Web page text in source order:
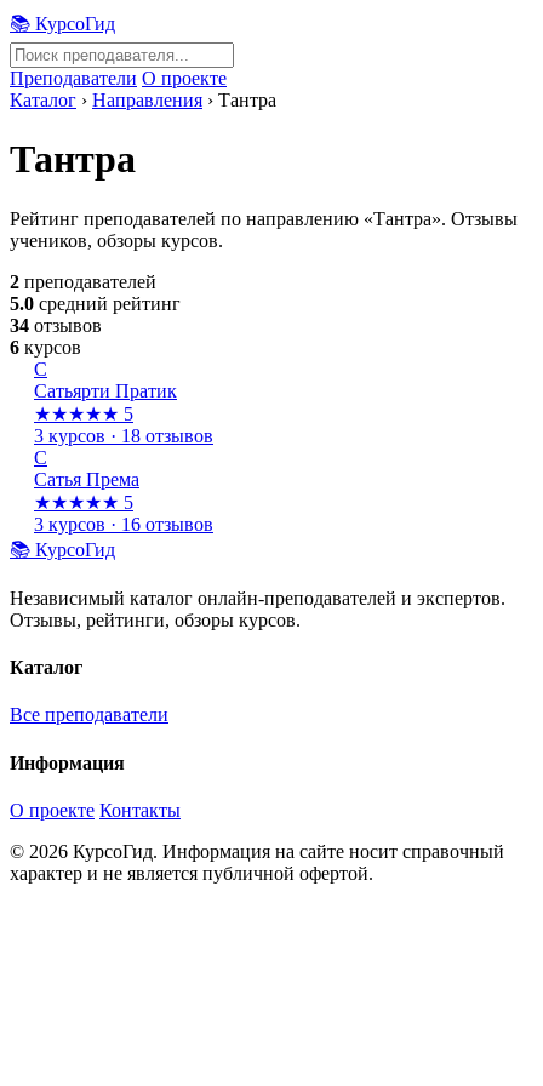
📚 КурсоГид
Преподаватели О проекте
Каталог › Направления › Тантра
Тантра
Рейтинг преподавателей по направлению «Тантра». Отзывы
учеников, обзоры курсов.
2 преподавателей
5.0 средний рейтинг
34 отзывов
6 курсов
С
Сатьярти Пратик
★★★★★ 5
3 курсов · 18 отзывов
С
Сатья Према
★★★★★ 5
3 курсов · 16 отзывов
📚 КурсоГид
Независимый каталог онлайн-преподавателей и экспертов.
Отзывы, рейтинги, обзоры курсов.
Каталог
Все преподаватели
Информация
О проекте Контакты
© 2026 КурсоГид. Информация на сайте носит справочный
характер и не является публичной офертой.